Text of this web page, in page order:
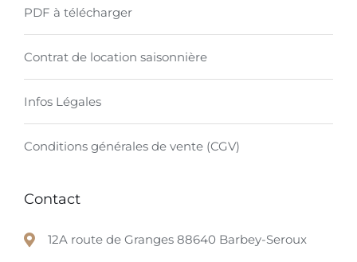
PDF à télécharger
Contrat de location saisonnière
Infos Légales
Conditions générales de vente (CGV)
Contact
12A route de Granges 88640 Barbey-Seroux